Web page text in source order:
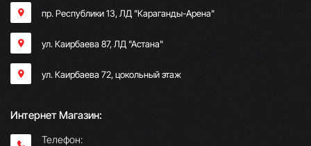
пр. Республики 13, ​ЛД "Караганды-Арена"
ул. Каирбаева 87, ЛД "Астана"
ул. Каирбаева 72, цокольный этаж
Интернет Магазин:
Телефон: